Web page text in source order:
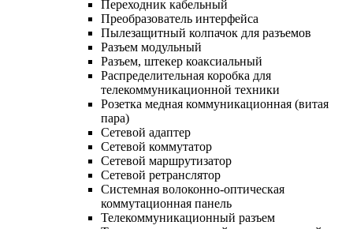
Переходник кабельный
Преобразователь интерфейса
Пылезащитный колпачок для разъемов
Разъем модульный
Разъем, штекер коаксиальный
Распределительная коробка для
телекоммуникационной техники
Розетка медная коммуникационная (витая
пара)
Сетевой адаптер
Сетевой коммутатор
Сетевой маршрутизатор
Сетевой ретранслятор
Системная волоконно-оптическая
коммутационная панель
Телекоммуникационный разъем